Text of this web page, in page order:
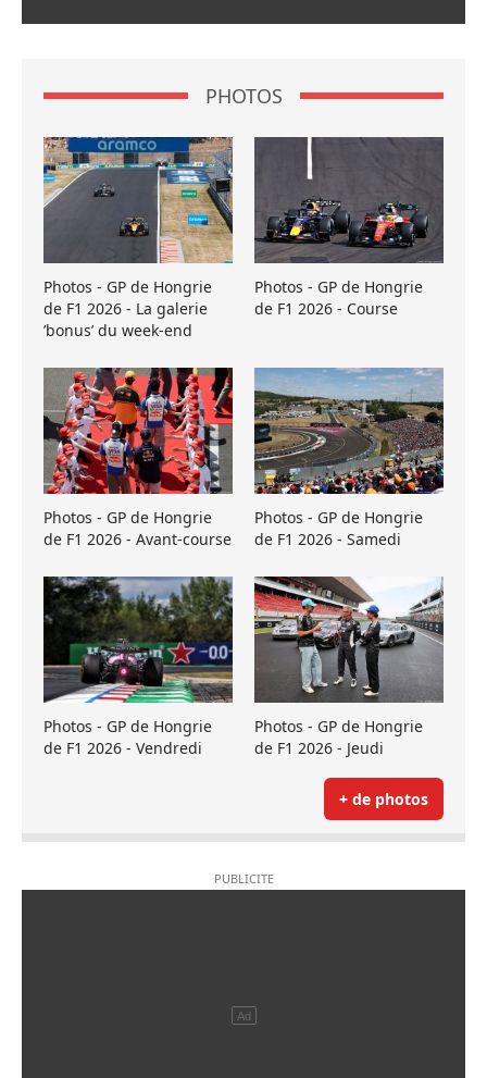
PHOTOS
Photos - GP de Hongrie
de F1 2026 - La galerie
’bonus’ du week-end
Photos - GP de Hongrie
de F1 2026 - Course
Photos - GP de Hongrie
de F1 2026 - Avant-course
Photos - GP de Hongrie
de F1 2026 - Samedi
Photos - GP de Hongrie
de F1 2026 - Vendredi
Photos - GP de Hongrie
de F1 2026 - Jeudi
+ de photos